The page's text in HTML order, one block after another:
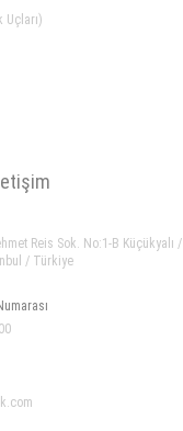
Uçları)
Reis Sok. No:1-B Küçükyalı /
/ Türkiye